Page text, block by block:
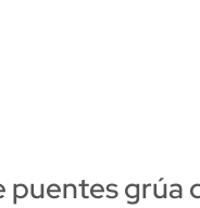
puentes grúa